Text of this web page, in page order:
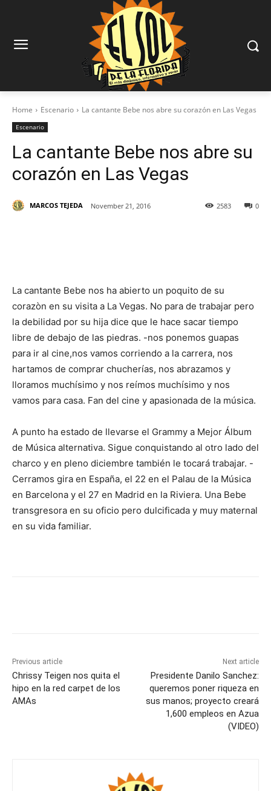
Home Escenario La cantante Bebe nos abre su corazón en Las Vegas
Escenario
La cantante Bebe nos abre su
corazón en Las Vegas
MARCOS TEJEDA November 21, 2016 0
2583
La cantante Bebe nos ha abierto un poquito de su
corazòn en su visita a La Vegas. No para de trabajar pero
la debilidad por su hija dice que le hace sacar tiempo
libre de debajo de las piedras. -nos ponemos guapas
para ir al cine,nos vamos corriendo a la carrera, nos
hartamos de comprar chucherías, nos abrazamos y
lloramos muchísimo y nos reímos muchísimo y nos
vamos para casa. Fan del cine y apasionada de la música.
A punto ha estado de llevarse el Grammy a Mejor Álbum
de Música alternativa. Sigue conquistando al otro lado del
charco y en pleno diciembre también le tocará trabajar. -
Cerramos gira en España, el 22 en el Palau de la Música
en Barcelona y el 27 en Madrid en la Riviera. Una Bebe
transgresora en su oficio pero dulcificada y muy maternal
en su vida familiar.
Previous article
Chrissy Teigen nos quita el
hipo en la red carpet de los
AMAs
Next article
Presidente Danilo Sanchez:
queremos poner riqueza en
sus manos; proyecto creará
1,600 empleos en Azua
(VIDEO)